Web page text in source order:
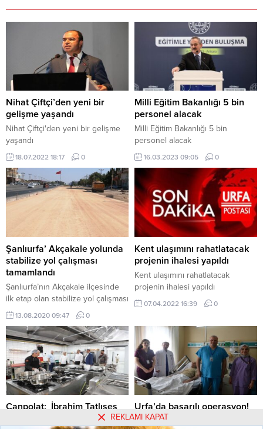
Nihat Çiftçi’den yeni bir
gelişme yaşandı
Nihat Çiftçi'den yeni bir gelişme
yaşandı
18.07.2022 18:17 0
Milli Eğitim Bakanlığı 5 bin
personel alacak
Milli Eğitim Bakanlığı 5 bin
personel alacak
16.03.2023 09:05 0
Şanlıurfa’ Akçakale yolunda
stabilize yol çalışması
tamamlandı
Şanlıurfa’nın Akçakale ilçesinde
ilk etap olan stabilize yol çalışması
tamamlandı.
13.08.2020 09:47 0
Kent ulaşımını rahatlatacak
projenin ihalesi yapıldı
Kent ulaşımını rahatlatacak
projenin ihalesi yapıldı
07.04.2022 16:39 0
Canpolat: İbrahim Tatlıses
Urfa’da başarılı operasyon!
‘Yapay damar’ ile hayata
REKLAMI KAPAT